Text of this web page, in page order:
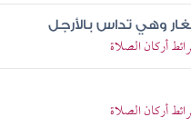
وهي تداس بالأرجل
أركان الصلاة
أركان الصلاة